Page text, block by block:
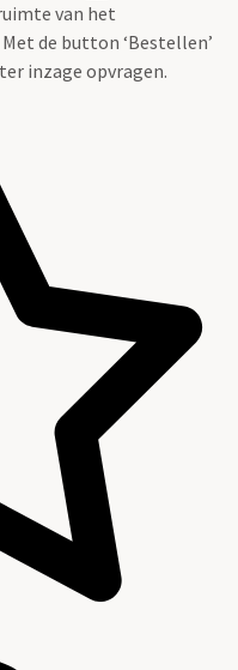
van het
de button ‘Bestellen’
inzage opvragen.